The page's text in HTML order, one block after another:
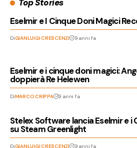
Top Stories
Eselmir e I Cinque Doni Magici
DiGIANLUIGI CRESCENZI 9 anni fa
Eselmir e i cinque doni magici:
doppierà Re Helewen
DiMARCO CRIPPA 9 anni fa
Stelex Software lancia Eselmir e i
su Steam Greenlight
DiGIANLUIGI CRESCENZI 9 anni fa